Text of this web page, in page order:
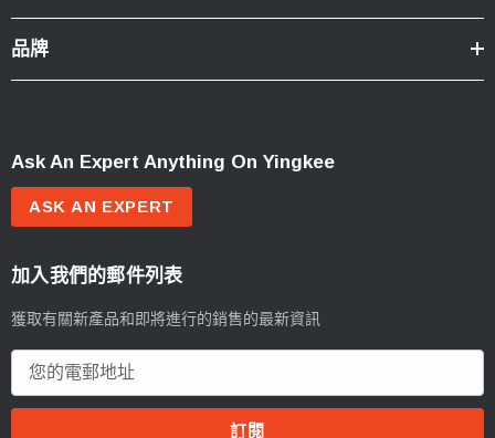
品牌
Ask An Expert Anything On Yingkee
ASK AN EXPERT
加入我們的郵件列表
獲取有關新產品和即將進行的銷售的最新資訊
郵